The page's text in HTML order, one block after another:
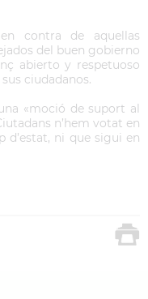
contra de aquellas
del buen gobierno
abierto y respetuoso
ciudadanos.
«moció de suport al
n’hem votat en
d’estat, ni que sigui en